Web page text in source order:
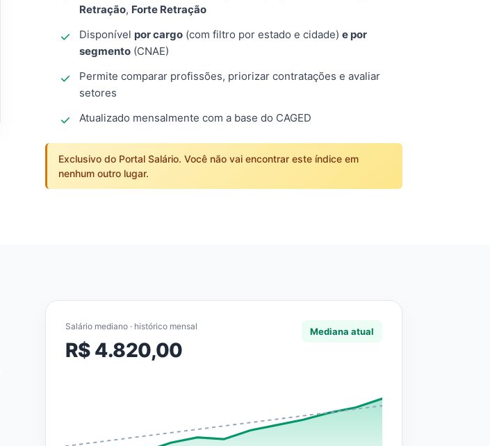
Retração, Forte Retração
Disponível por cargo (com filtro por estado e cidade) e por
segmento (CNAE)
Permite comparar profissões, priorizar contratações e avaliar
setores
Atualizado mensalmente com a base do CAGED
Exclusivo do Portal Salário. Você não vai encontrar este índice em
nenhum outro lugar.
Salário mediano · histórico mensal
R$ 4.820,00
Mediana atual